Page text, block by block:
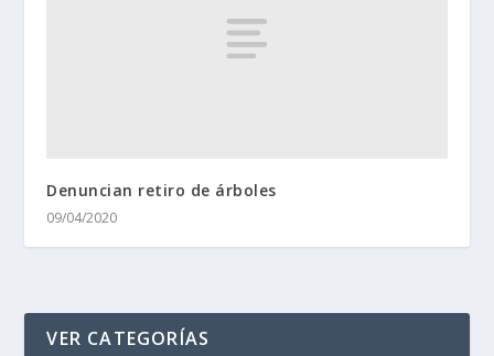
Denuncian retiro de árboles
09/04/2020
VER CATEGORÍAS